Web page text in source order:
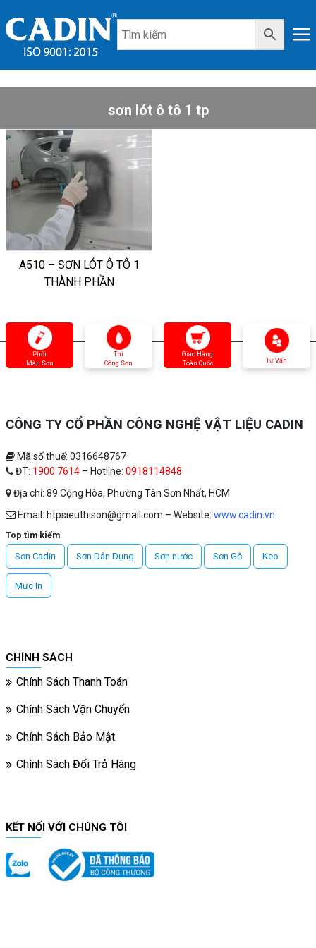
sơn lót ô tô 1 tp
A510 – SƠN LÓT Ô TÔ 1
THÀNH PHẦN
Phối
Màu Sơn
Thi
Công Sơn
Giao Hàng
Toàn Quốc
Tư Vấn
CÔNG TY CỔ PHẦN CÔNG NGHỆ VẬT LIỆU CADIN
Mã số thuế: 0316648767
ĐT: 1900 7614 – Hotline: 0918114848
Địa chỉ: 89 Cộng Hòa, Phường Tân Sơn Nhất, HCM
Email: htpsieuthison@gmail.com – Website: www.cadin.vn
Top tìm kiếm
Sơn Cadin
Sơn Dân Dụng Sơn nước Sơn Gỗ Keo
Mực In
CHÍNH SÁCH
Chính Sách Thanh Toán
Chính Sách Vận Chuyển
Chính Sách Bảo Mật
Chính Sách Đổi Trả Hàng
KẾT NỐI VỚI CHÚNG TÔI